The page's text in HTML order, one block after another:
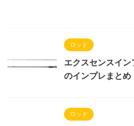
ロッド
エクスセンスイ
のインプレまとめ
ロッド